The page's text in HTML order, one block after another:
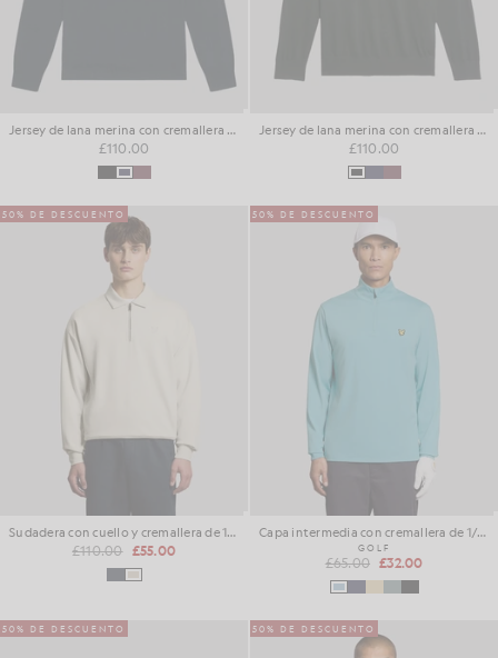
Jersey de lana merina con cremallera de 1/4
£110.00
Jersey de lana merina con cremallera de 1/4
£110.00
50% DE DESCUENTO
Sudadera con cuello y cremallera de 1/4
£110.00 £55.00
50% DE DESCUENTO
Capa intermedia con cremallera de 1/4 de largo
GOLF
£65.00 £32.00
50% DE DESCUENTO 50% DE DESCUENTO